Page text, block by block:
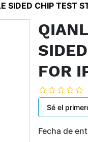
SIDED CHIP TEST
FOR
Sé el
Fecha de